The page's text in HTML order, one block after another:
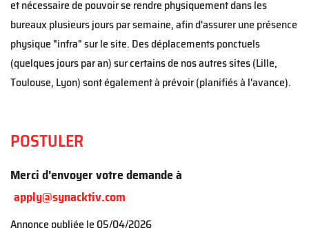
et nécessaire de pouvoir se rendre physiquement dans les
bureaux plusieurs jours par semaine, afin d'assurer une présence
physique "infra" sur le site. Des déplacements ponctuels
(quelques jours par an) sur certains de nos autres sites (Lille,
Toulouse, Lyon) sont également à prévoir (planifiés à l'avance).
POSTULER
Merci d'envoyer votre demande à
apply@synacktiv.com
Annonce publiée le 05/04/2026